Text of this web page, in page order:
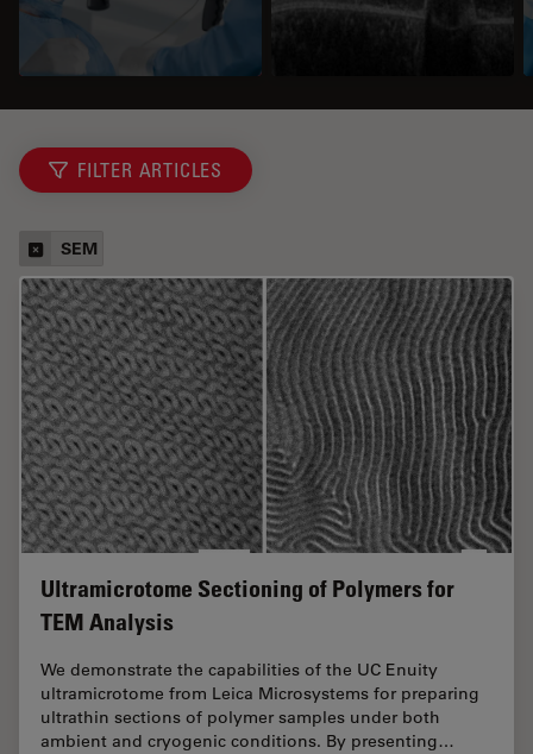
FILTER ARTICLES
SEM
Ultramicrotome Sectioning of Polymers for
TEM Analysis
We demonstrate the capabilities of the UC Enuity
ultramicrotome from Leica Microsystems for preparing
ultrathin sections of polymer samples under both
ambient and cryogenic conditions. By presenting…